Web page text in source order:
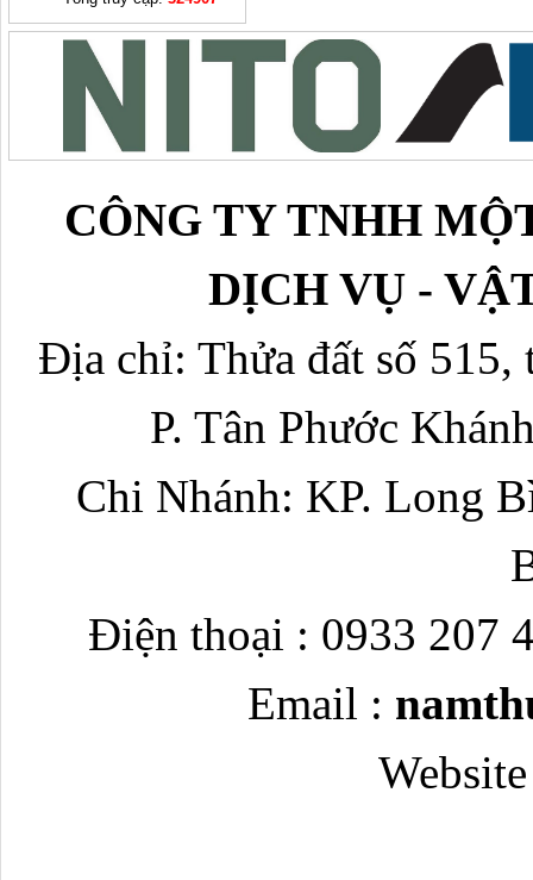
CÔNG TY TNHH
DỊCH VỤ -
Địa chỉ: Thửa đất số
P. Tân Phước
Chi Nhánh: KP. Long
Điện thoại : 0933 207
Email :